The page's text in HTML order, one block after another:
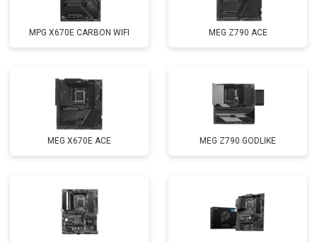
MPG X670E CARBON WIFI MEG Z790 ACE
MEG X670E ACE MEG Z790 GODLIKE